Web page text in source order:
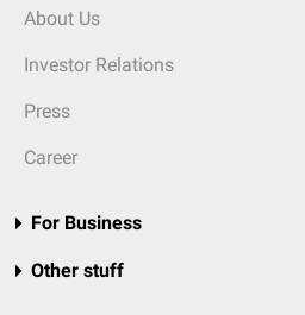
About Us
Investor Relations
Press
Career
For Business
Other stuff